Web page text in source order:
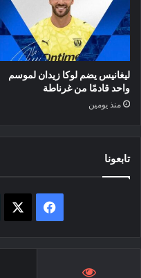
ليغانيس يضم لوكا زيدان لموسم
واحد قادمًا من غرناطة
منذ يومين
تابعونا
فيسبوك